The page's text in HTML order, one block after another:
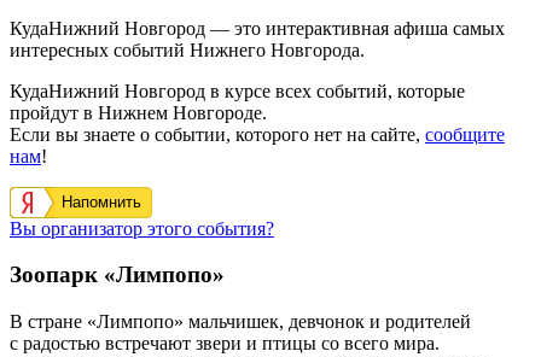
КудаНижний Новгород — это интерактивная афиша самых
интересных событий Нижнего Новгорода.
КудаНижний Новгород в курсе всех событий, которые
пройдут в Нижнем Новгороде.
Если вы знаете о событии, которого нет на сайте, сообщите
нам!
Напомнить
Вы организатор этого события?
Зоопарк «Лимпопо»
В стране «Лимпопо» мальчишек, девчонок и родителей
с радостью встречают звери и птицы со всего мира.